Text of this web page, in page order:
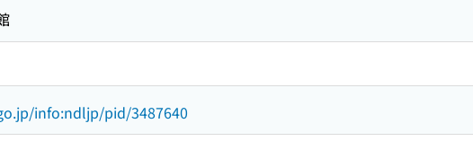
info:ndljp/pid/3487640